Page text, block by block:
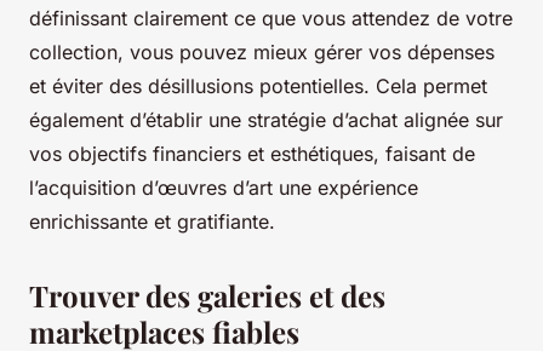
définissant clairement ce que vous attendez de votre
collection, vous pouvez mieux gérer vos dépenses
et éviter des désillusions potentielles. Cela permet
également d’établir une stratégie d’achat alignée sur
vos objectifs financiers et esthétiques, faisant de
l’acquisition d’œuvres d’art une expérience
enrichissante et gratifiante.
Trouver des galeries et des
marketplaces fiables